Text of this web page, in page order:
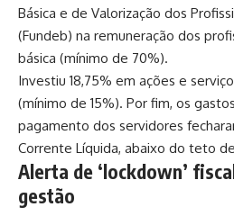
Básica e de Valorização dos
(Fundeb) na remuneração dos
básica (mínimo de 70%).
Investiu 18,75% em ações e
(mínimo de 15%). Por fim, os
pagamento dos servidores
Corrente Líquida, abaixo do teto
Alerta de ‘lockdown’
gestão